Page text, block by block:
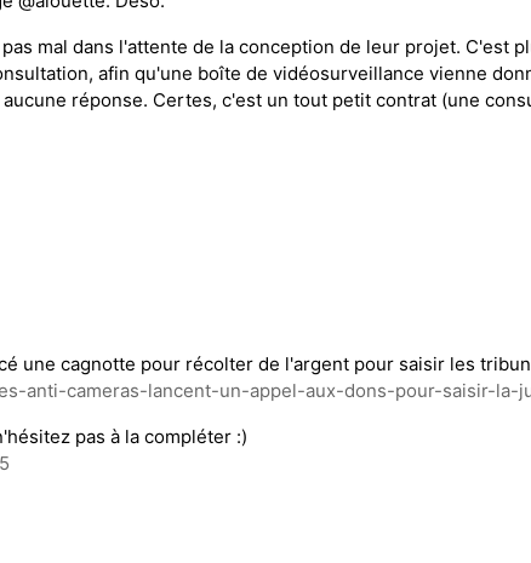
mal dans l'attente de la conception de leur projet. C'est
afin qu'une boîte de vidéosurveillance vienne
réponse. Certes, c'est un tout petit contrat (une
une cagnotte pour récolter de l'argent pour saisir les
anti-cameras-lancent-un-appel-aux-dons-pour-saisir-la-
pas à la compléter :)